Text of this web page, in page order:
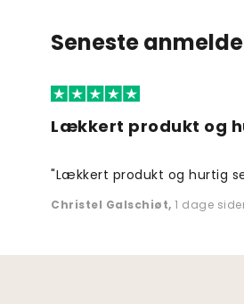
Seneste
Lækkert produkt og
"Lækkert produkt og hurtig
Christel Galschiøt, 1 dage